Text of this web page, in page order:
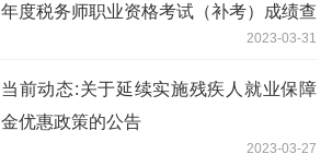
年度税务师职业资格考试（补考）成绩查
2023-03-31
当前动态:关于延续实施残疾人就业保障
金优惠政策的公告
2023-03-27